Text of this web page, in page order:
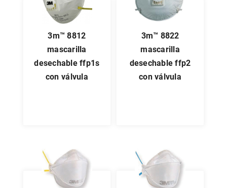
3m™ 8812
mascarilla
desechable ffp1s
con válvula
3m™ 8822
mascarilla
desechable ffp2
con válvula